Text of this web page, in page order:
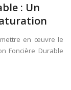
: Un
mettre en œuvre le
Foncière Durable